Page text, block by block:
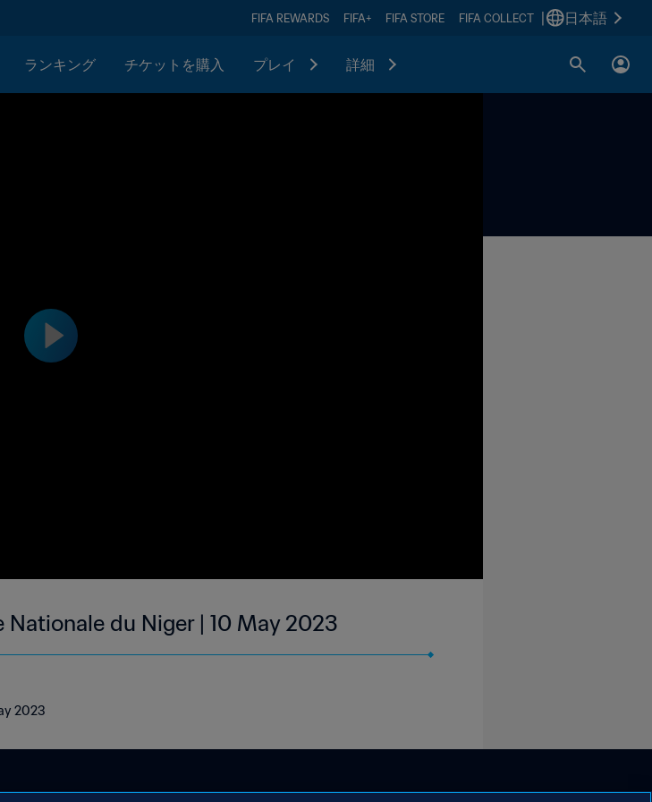
FIFA REWARDS FIFA+ FIFA STORE FIFA COLLECT 日本語
ランキング チケットを購入 プレイ 詳細
du Niger | 10 May 2023
2023